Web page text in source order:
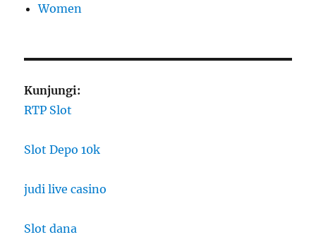
Women
Kunjungi:
RTP Slot
Slot Depo 10k
judi live casino
Slot dana